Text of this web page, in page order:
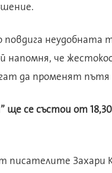
неудобната
напомня, че
да променят
се състои от
писателите Захари